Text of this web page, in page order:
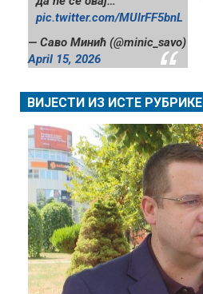
pic.twitter.com/MUlrFF5bnL
— Саво Минић (@minic_savo)
April 15, 2026
ВИЈЕСТИ ИЗ ИСТЕ РУБРИКЕ